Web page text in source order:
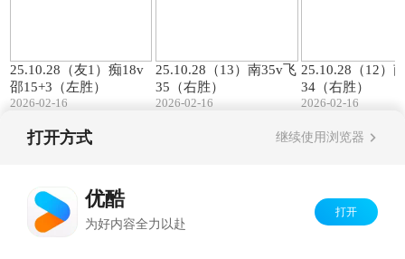
25.10.28（友1）痴18v
邵15+3（左胜）
2026-02-16
25.10.28（13）南35v飞
35（右胜）
2026-02-16
25.10.28（12）
34（右胜）
2026-02-16
打开方式 继续使用浏览器
优酷
为好内容全力以赴
打开